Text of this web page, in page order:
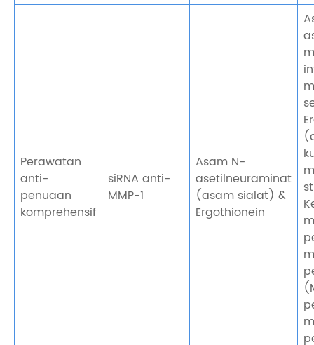
Perawatan
anti-
penuaan
komprehensif
siRNA anti-
MMP-1
Asam N-
asetilneuraminat
(asam sialat) &
Ergothionein